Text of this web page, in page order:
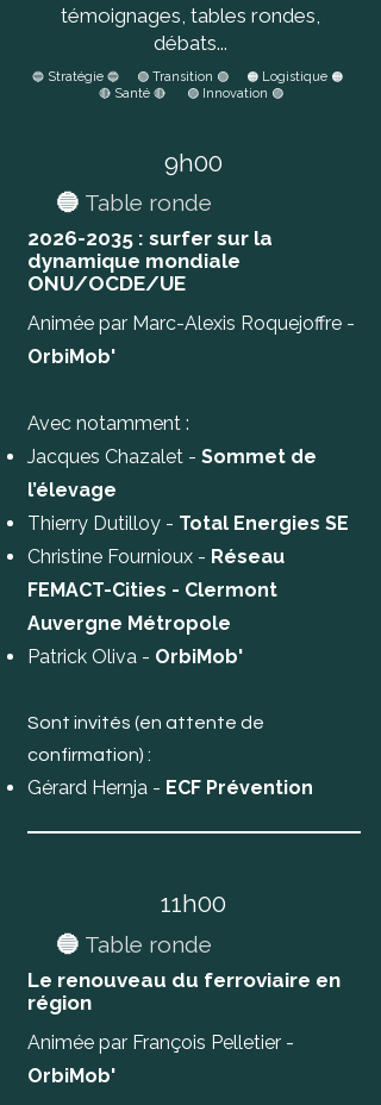
témoignages, tables rondes,
débats...
🔵 Stratégie🔵 🟢 Transition 🟢 🟠 Logistique🟠
🔴 Santé🔴 🟣 Innovation 🟣
9h00
🔵 Table ronde
2026-2035: surfer sur la
dynamique mondiale
ONU/OCDE/UE
Animée par Marc-Alexis Roquejoffre -
OrbiMob'
Avec notamment :
Jacques Chazalet - Sommet de
l’élevage
Thierry Dutilloy - Total Energies SE
Christine Fournioux - Réseau
FEMACT-Cities - Clermont
Auvergne Métropole
Patrick Oliva - OrbiMob'
Sont invités (en attente de
confirmation) :
Gérard Hernja - ECF Prévention
11h00
🔵 Table ronde
Le renouveau du ferroviaire en
région
Animée par François Pelletier -
OrbiMob'